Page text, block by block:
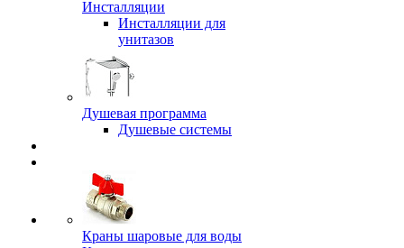
Инсталляции
Инсталляции для
унитазов
Душевая программа
Душевые системы
Краны шаровые для воды